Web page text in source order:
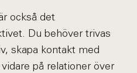
också det
Du behöver trivas
skapa kontakt med
på relationer över